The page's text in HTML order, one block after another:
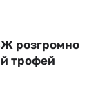
розгромно
трофей